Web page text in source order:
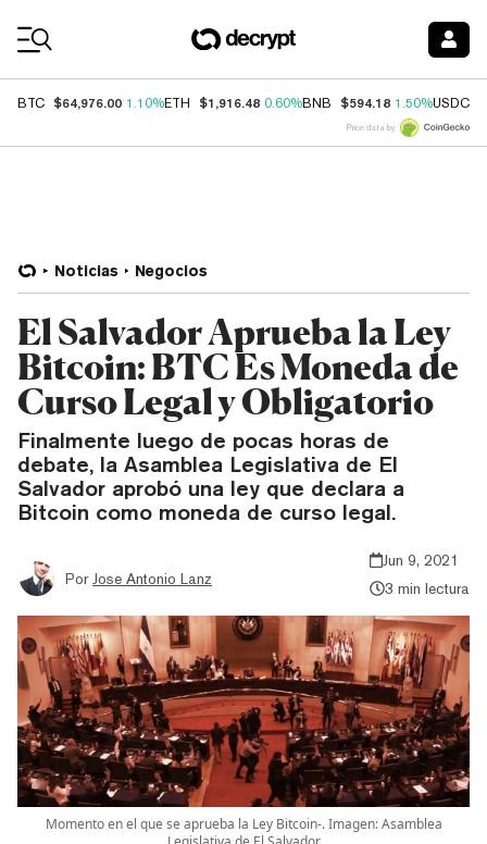
BTC $64,976.00 1.10%ETH $1,916.48 0.60%BNB $594.18 1.50%USDC
Price data by
Noticias Negocios
El Salvador Aprueba la Ley
Bitcoin: BTC Es Moneda de
Curso Legal y Obligatorio
Finalmente luego de pocas horas de
debate, la Asamblea Legislativa de El
Salvador aprobó una ley que declara a
Bitcoin como moneda de curso legal.
Por Jose Antonio Lanz
Jun 9, 2021
3 min lectura
Momento en el que se aprueba la Ley Bitcoin-. Imagen: Asamblea